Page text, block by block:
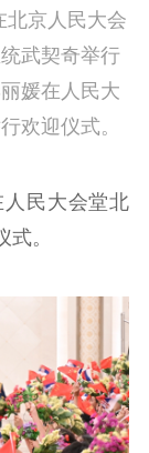
京人民大会
武契奇举行
媛在人民大
欢迎仪式。
民大会堂北
。